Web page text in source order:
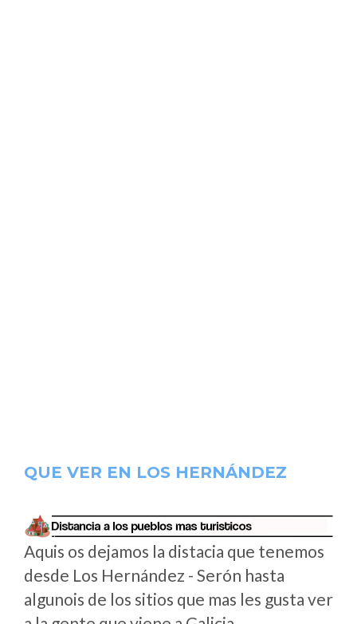
QUE VER EN LOS HERNÁNDEZ
Aquis os dejamos la distacia que tenemos
desde Los Hernández - Serón hasta
algunois de los sitios que mas les gusta ver